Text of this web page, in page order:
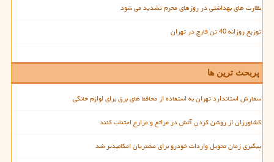
نظارت های بهداشتی در روزهای محرم تشدید می شود
توزیع روزانه 40 تن قارچ در تهران
پربحث ترین ها
سفارش استاندارد تهران به استفاده از محافظ های برق برای لوازم خانگی
کشاورزان از روشن کردن آتش در مراتع و مزارع اجتناب کنند
پیگیری زمان تحویل واردات خودرو برای مشتریان امکانپذیر شد